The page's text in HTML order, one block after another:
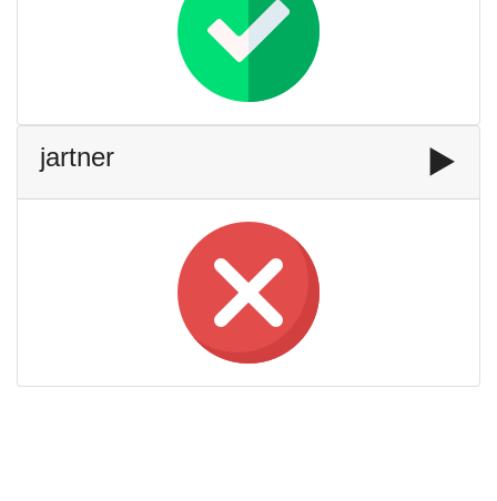
jartner ▶️